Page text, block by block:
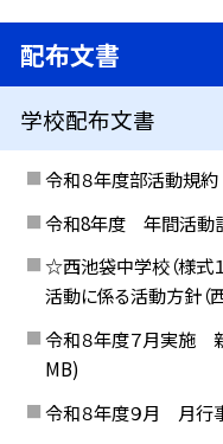
配布文書
学校配布文書
令和８年度部活動規約
令和8年度 年間活
☆西池袋中学校（様式
活動に係る活動方針（
令和８年度７月実施
MB)
令和８年度９月 月行